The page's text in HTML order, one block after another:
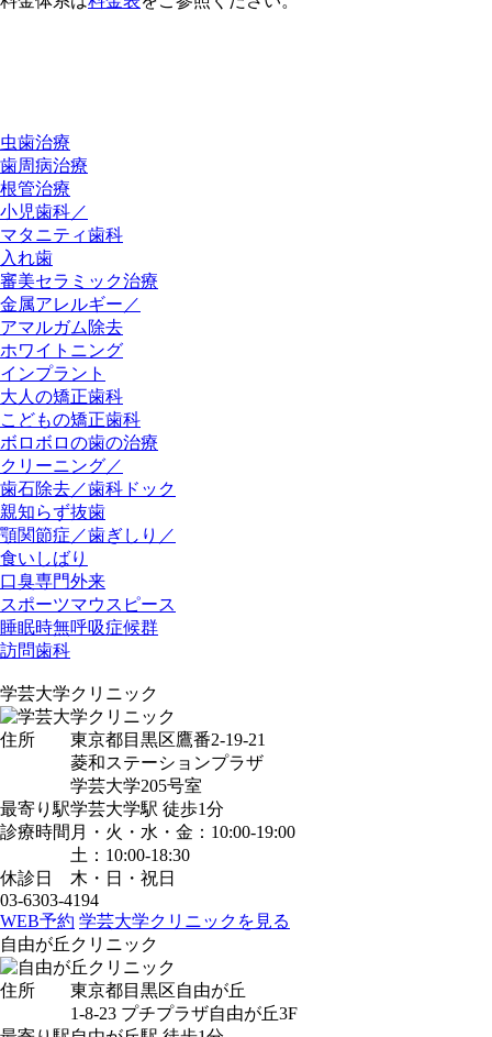
虫歯治療
歯周病治療
根管治療
小児歯科／
マタニティ歯科
入れ歯
審美セラミック治療
金属アレルギー／
アマルガム除去
ホワイトニング
インプラント
大人の矯正歯科
こどもの矯正歯科
ボロボロの歯の治療
クリーニング／
歯石除去／歯科ドック
親知らず抜歯
顎関節症／歯ぎしり／
食いしばり
口臭専門外来
スポーツマウスピース
睡眠時無呼吸症候群
訪問歯科
学芸大学クリニック
住所
東京都目黒区鷹番2-19-21
菱和ステーションプラザ
学芸大学205号室
最寄り駅学芸大学駅 徒歩1分
診療時間 月・火・水・金：10:00-19:00
土：10:00-18:30
休診日
木・日・祝日
03-6303-4194
WEB予約 学芸大学クリニックを見る
自由が丘クリニック
住所
東京都目黒区自由が丘
1-8-23 プチプラザ自由が丘3F